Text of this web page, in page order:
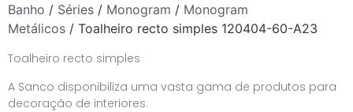
Banho / Séries / Monogram / Monogram
Metálicos / Toalheiro recto simples 120404-60-A23
Toalheiro recto simples
A Sanco disponibiliza uma vasta gama de produtos para
decoração de interiores.